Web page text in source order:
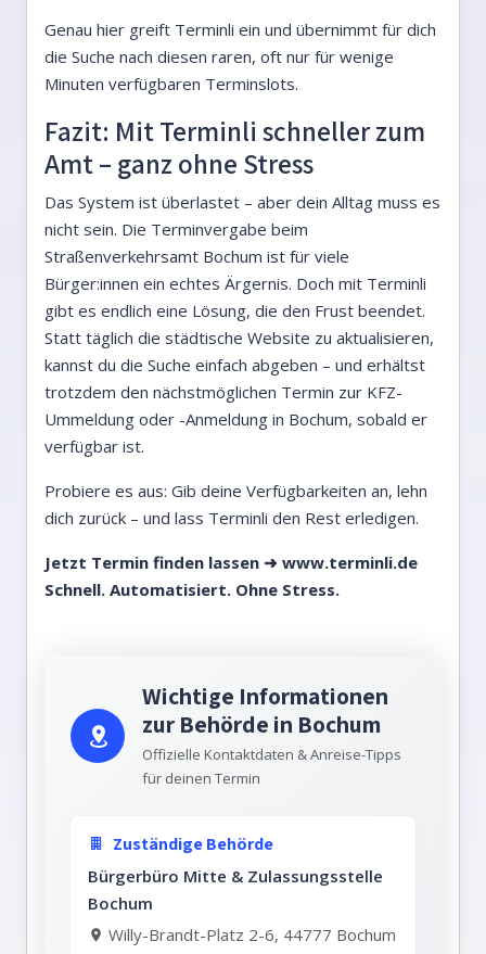
Genau hier greift Terminli ein und übernimmt für dich
die Suche nach diesen raren, oft nur für wenige
Minuten verfügbaren Terminslots.
Fazit: Mit Terminli schneller zum
Amt – ganz ohne Stress
Das System ist überlastet – aber dein Alltag muss es
nicht sein. Die Terminvergabe beim
Straßenverkehrsamt Bochum ist für viele
Bürger:innen ein echtes Ärgernis. Doch mit Terminli
gibt es endlich eine Lösung, die den Frust beendet.
Statt täglich die städtische Website zu aktualisieren,
kannst du die Suche einfach abgeben – und erhältst
trotzdem den nächstmöglichen Termin zur KFZ-
Ummeldung oder -Anmeldung in Bochum, sobald er
verfügbar ist.
Probiere es aus: Gib deine Verfügbarkeiten an, lehn
dich zurück – und lass Terminli den Rest erledigen.
Jetzt Termin finden lassen ➜ www.terminli.de
Schnell. Automatisiert. Ohne Stress.
Wichtige Informationen
zur Behörde in Bochum
Offizielle Kontaktdaten & Anreise-Tipps
für deinen Termin
Zuständige Behörde
Bürgerbüro Mitte & Zulassungsstelle
Bochum
Willy-Brandt-Platz 2-6, 44777 Bochum